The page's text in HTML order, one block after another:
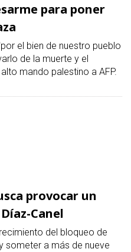
para poner
el bien de nuestro pueblo
de la muerte y el
mando palestino a AFP.
provocar un
Canel
del bloqueo de
someter a más de nueve